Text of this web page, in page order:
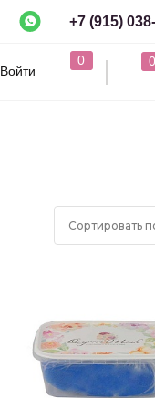
+7 (915)
Войти
0 0
Сортировать